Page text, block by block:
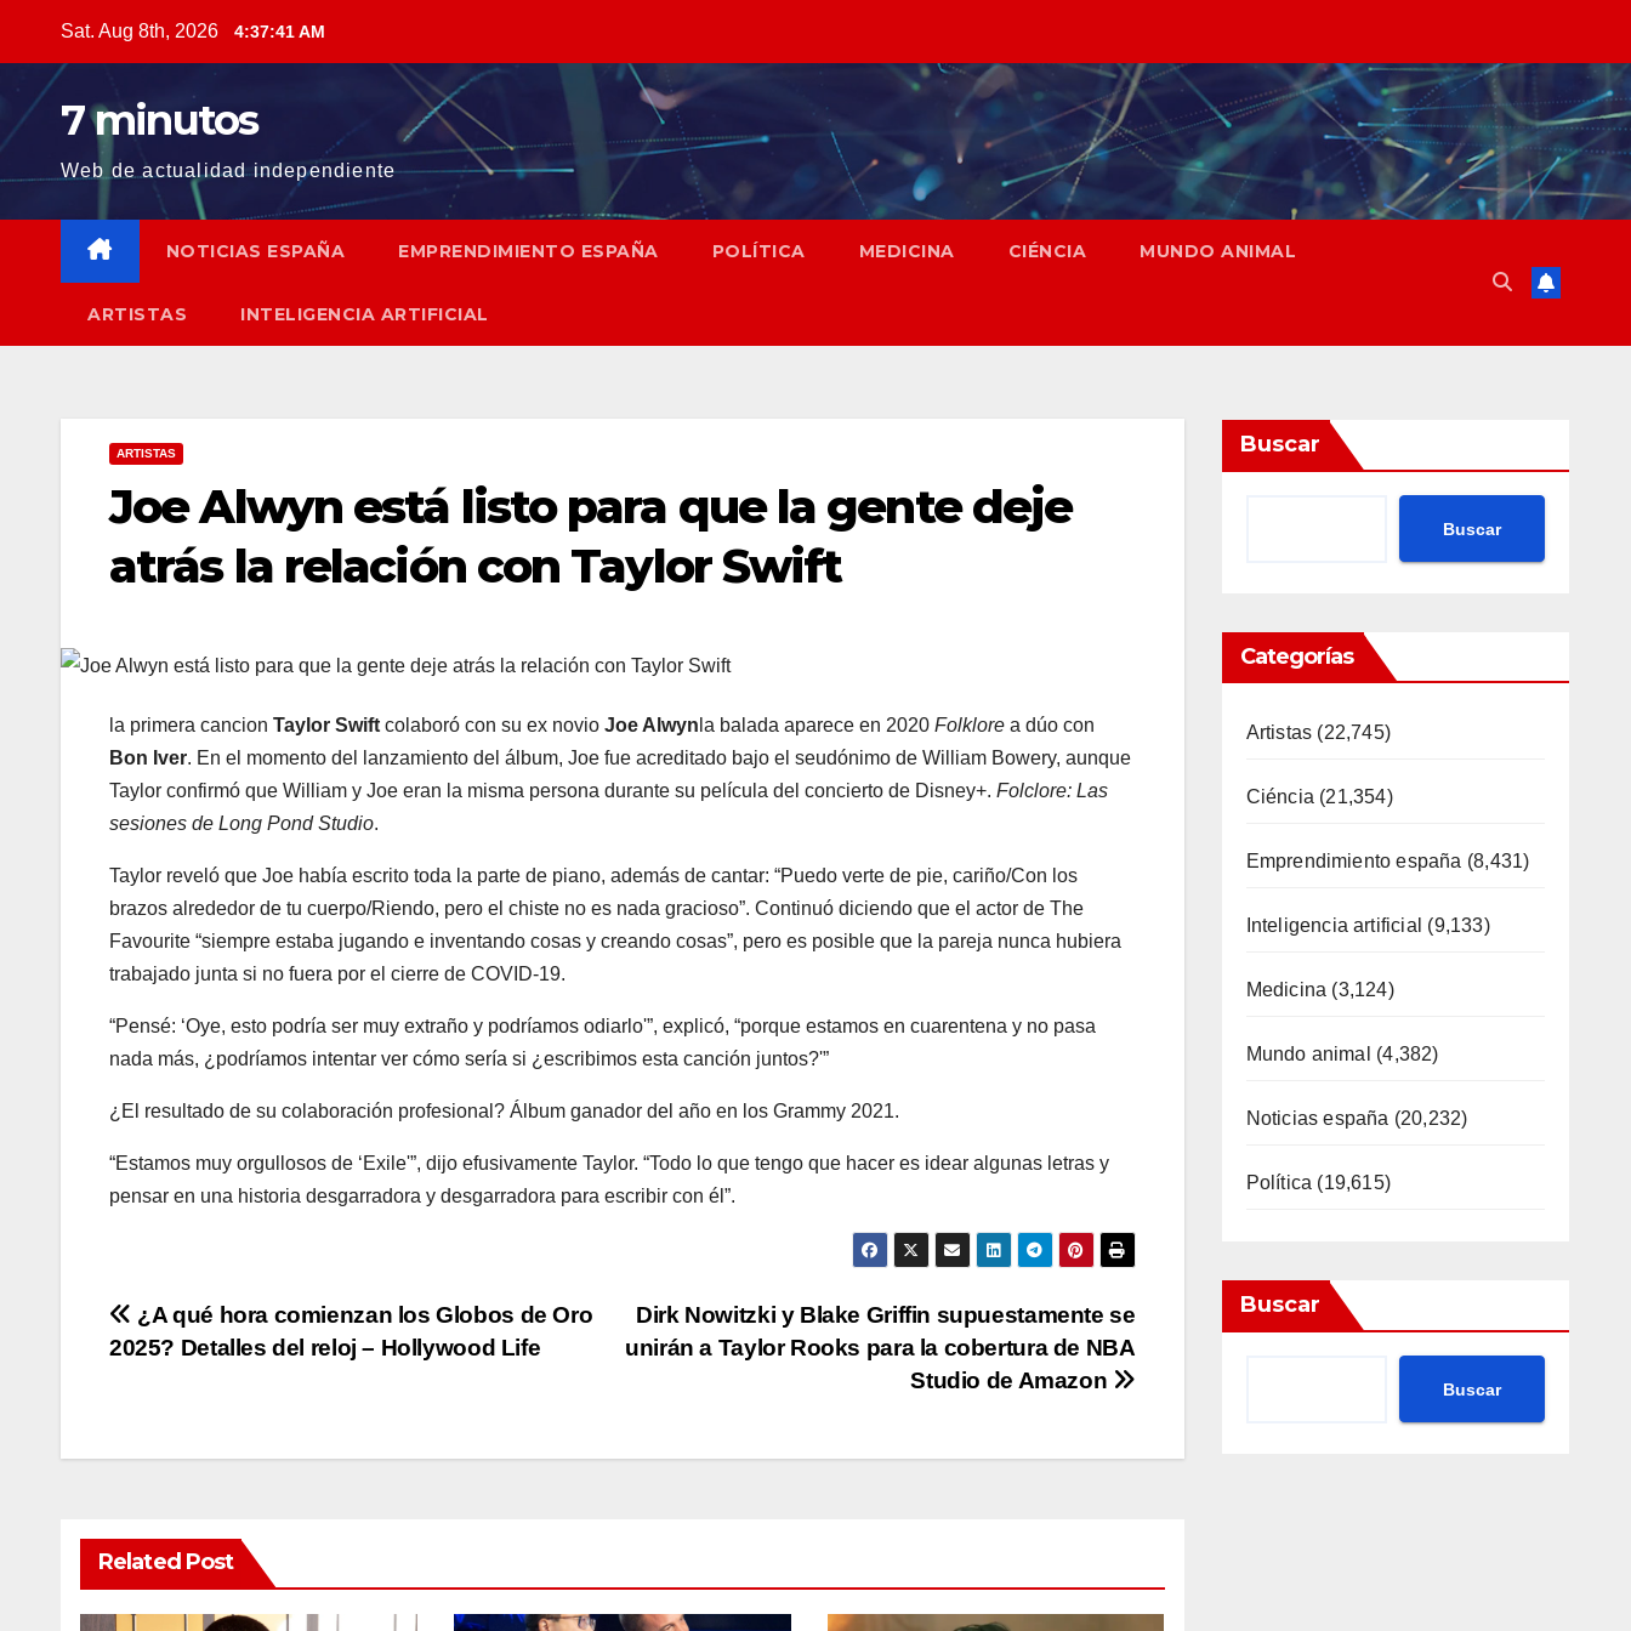
content
Sat. Aug 8th, 2026 4:37:42 AM
7 minutos
Web de actualidad independiente
NOTICIAS ESPAÑA EMPRENDIMIENTO ESPAÑA POLÍTICA MEDICINA CIÉNCIA MUNDO ANIMAL
ARTISTAS INTELIGENCIA ARTIFICIAL
ARTISTAS
Joe Alwyn está listo para que la gente deje
atrás la relación con Taylor Swift
la primera cancion Taylor Swift colaboró ​​​​con su ex novio Joe Alwyn la balada aparece en 2020 Folklore a dúo con
Bon Iver. En el momento del lanzamiento del álbum, Joe fue acreditado bajo el seudónimo de William Bowery, aunque
Taylor confirmó que William y Joe eran la misma persona durante su película del concierto de Disney+. Folclore: Las
sesiones de Long Pond Studio.
Taylor reveló que Joe había escrito toda la parte de piano, además de cantar: “Puedo verte de pie, cariño/Con los
brazos alrededor de tu cuerpo/Riendo, pero el chiste no es nada gracioso”. Continuó diciendo que el actor de The
Favourite “siempre estaba jugando e inventando cosas y creando cosas”, pero es posible que la pareja nunca hubiera
trabajado junta si no fuera por el cierre de COVID-19.
“Pensé: ‘Oye, esto podría ser muy extraño y podríamos odiarlo'”, explicó, “porque estamos en cuarentena y no pasa
nada más, ¿podríamos intentar ver cómo sería si ¿escribimos esta canción juntos?'”
¿El resultado de su colaboración profesional? Álbum ganador del año en los Grammy 2021.
“Estamos muy orgullosos de ‘Exile'”, dijo efusivamente Taylor. “Todo lo que tengo que hacer es idear algunas letras y
pensar en una historia desgarradora y desgarradora para escribir con él”.
Post
Dirk Nowitzki y Blake Griffin supuestamente se
unirán a Taylor Rooks para la cobertura de NBA
Studio de Amazon
¿A qué hora comienzan los Globos de Oro
2025? Detalles del reloj – Hollywood Life
Related Post
Buscar
Buscar
Categorías
Artistas (22,745)
Ciéncia (21,354)
Emprendimiento españa (8,431)
Inteligencia artificial (9,133)
Medicina (3,124)
Mundo animal (4,382)
Noticias españa (20,232)
Política (19,615)
Buscar
Buscar